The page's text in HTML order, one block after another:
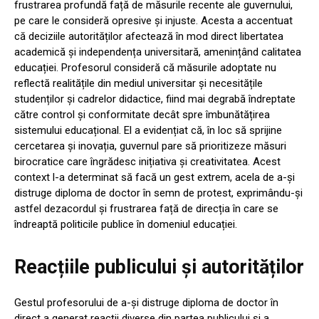
frustrarea profundă față de măsurile recente ale guvernului,
pe care le consideră opresive și injuste. Acesta a accentuat
că deciziile autorităților afectează în mod direct libertatea
academică și independența universitară, amenințând calitatea
educației. Profesorul consideră că măsurile adoptate nu
reflectă realitățile din mediul universitar și necesitățile
studenților și cadrelor didactice, fiind mai degrabă îndreptate
către control și conformitate decât spre îmbunătățirea
sistemului educațional. El a evidențiat că, în loc să sprijine
cercetarea și inovația, guvernul pare să prioritizeze măsuri
birocratice care îngrădesc inițiativa și creativitatea. Acest
context l-a determinat să facă un gest extrem, acela de a-și
distruge diploma de doctor în semn de protest, exprimându-și
astfel dezacordul și frustrarea față de direcția în care se
îndreaptă politicile publice în domeniul educației.
Reacțiile publicului și autorităților
Gestul profesorului de a-și distruge diploma de doctor în